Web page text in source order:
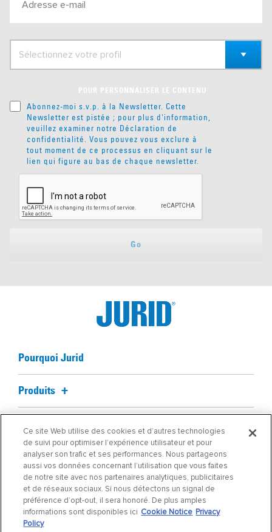
POUR PERSONNALISER LE CONTENU
Abonnez-moi s.v.p. à la Newsletter. Cette
Newsletter est pistée ; pour plus d'information,
veuillez examiner notre Déclaration de
confidentialité
. Vous pouvez vous exclure à
tout moment de ce processus en cliquant sur le
lien qui figure au bas de chaque newsletter.
Go
Pourquoi Jurid
Produits
Actualités
À propos de la société
Trouver ma pièce
Ce site Web utilise des cookies et d’autres technologies
de suivi pour optimiser l’expérience utilisateur et pour
analyser son trafic et ses performances. Nous partageons
aussi vos données concernant l’utilisation que vous faites
de notre site avec nos partenaires analytiques, publicitaires
et de réseaux sociaux. Si nous détectons un signal de
préférence d’opt-out, il sera honoré. De plus amples
informations sont disponibles ici Cookie Notice Privacy
Policy